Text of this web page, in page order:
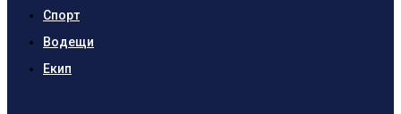
Спорт
Водещи
Екип